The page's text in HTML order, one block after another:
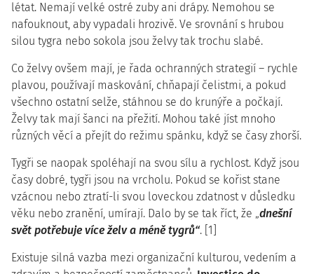
létat. Nemají velké ostré zuby ani drápy. Nemohou se
nafouknout, aby vypadali hrozivě. Ve srovnání s hrubou
silou tygra nebo sokola jsou želvy tak trochu slabé.
Co želvy ovšem mají, je řada ochranných strategií – rychle
plavou, používají maskování, chňapají čelistmi, a pokud
všechno ostatní selže, stáhnou se do krunýře a počkají.
Želvy tak mají šanci na přežití. Mohou také jíst mnoho
různých věcí a přejít do režimu spánku, když se časy zhorší.
Tygři se naopak spoléhají na svou sílu a rychlost. Když jsou
časy dobré, tygři jsou na vrcholu. Pokud se kořist stane
vzácnou nebo ztratí-li svou loveckou zdatnost v důsledku
věku nebo zranění, umírají. Dalo by se tak říct, že „dnešní
svět potřebuje více želv a méně tygrů“. [1]
Existuje silná vazba mezi organizační kulturou, vedením a